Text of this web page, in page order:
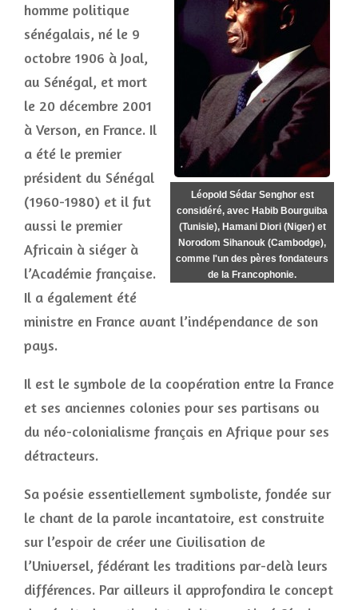
Léopold Sédar Senghor est
considéré, avec Habib Bourguiba
(Tunisie), Hamani Diori (Niger) et
Norodom Sihanouk (Cambodge),
comme l'un des pères fondateurs
de la Francophonie.
homme politique
sénégalais, né le 9
octobre 1906 à Joal,
au Sénégal, et mort
le 20 décembre 2001
à Verson, en France. Il
a été le premier
président du Sénégal
(1960-1980) et il fut
aussi le premier
Africain à siéger à
l’Académie française.
Il a également été
ministre en France avant l’indépendance de son
pays.
Il est le symbole de la coopération entre la France
et ses anciennes colonies pour ses partisans ou
du néo-colonialisme français en Afrique pour ses
détracteurs.
Sa poésie essentiellement symboliste, fondée sur
le chant de la parole incantatoire, est construite
sur l’espoir de créer une Civilisation de
l’Universel, fédérant les traditions par-delà leurs
différences. Par ailleurs il approfondira le concept